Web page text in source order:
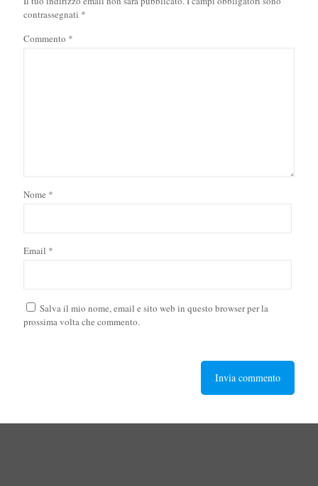
contrassegnati *
Commento *
Nome *
Email *
Salva il mio nome, email e sito web in questo browser per la
prossima volta che commento.